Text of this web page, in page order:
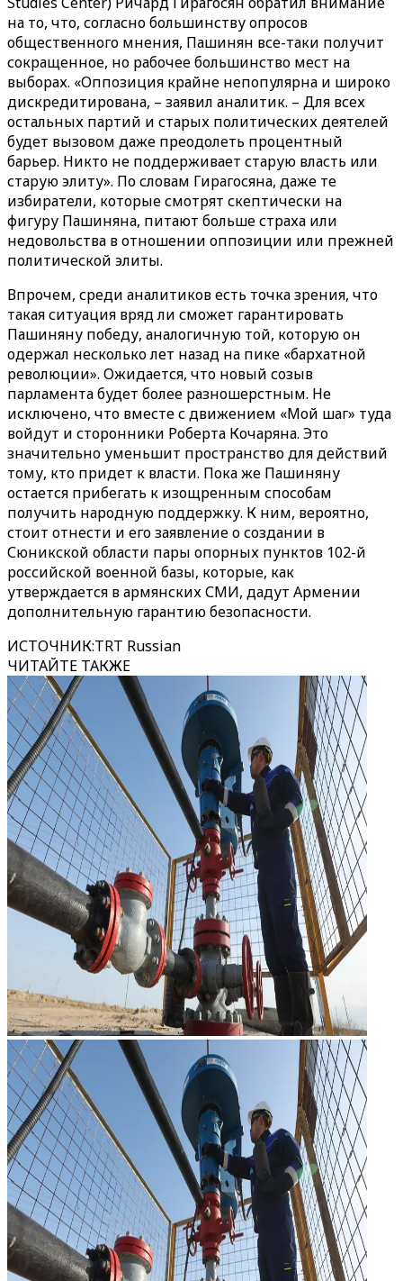
на то, что, согласно большинству опросов
общественного мнения, Пашинян все-таки получит
сокращенное, но рабочее большинство мест на
выборах. «Оппозиция крайне непопулярна и широко
дискредитирована, – заявил аналитик. – Для всех
остальных партий и старых политических деятелей
будет вызовом даже преодолеть процентный
барьер. Никто не поддерживает старую власть или
старую элиту». По словам Гирагосяна, даже те
избиратели, которые смотрят скептически на
фигуру Пашиняна, питают больше страха или
недовольства в отношении оппозиции или прежней
политической элиты.
Впрочем, среди аналитиков есть точка зрения, что
такая ситуация вряд ли сможет гарантировать
Пашиняну победу, аналогичную той, которую он
одержал несколько лет назад на пике «бархатной
революции». Ожидается, что новый созыв
парламента будет более разношерстным. Не
исключено, что вместе с движением «Мой шаг» туда
войдут и сторонники Роберта Кочаряна. Это
значительно уменьшит пространство для действий
тому, кто придет к власти. Пока же Пашиняну
остается прибегать к изощренным способам
получить народную поддержку. К ним, вероятно,
стоит отнести и его заявление о создании в
Сюникской области пары опорных пунктов 102-й
российской военной базы, которые, как
утверждается в армянских СМИ, дадут Армении
дополнительную гарантию безопасности.
ИСТОЧНИК:TRT Russian
ЧИТАЙТЕ ТАКЖЕ